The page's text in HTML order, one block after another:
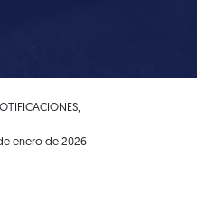
enero de 2026